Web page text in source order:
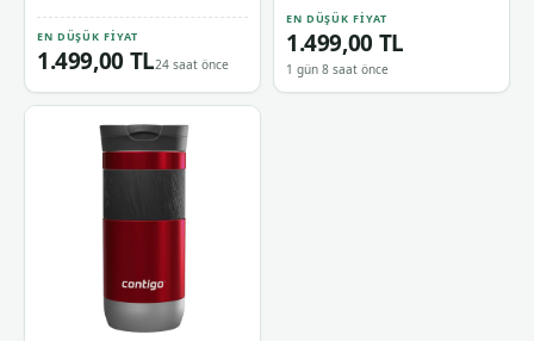
EN DÜŞÜK FIYAT
1.499,00 TL24 saat önce
EN DÜŞÜK FIYAT
1.499,00 TL
1 gün 8 saat önce